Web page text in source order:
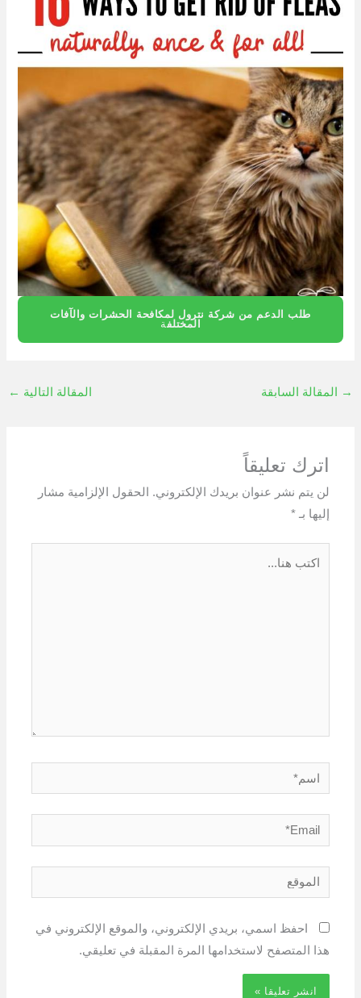
طلب الدعم من شركة نترول لمكافحة الحشرات والآفات
المختلفة
→ المقالة السابقة المقالة التالية ←
اترك تعليقاً
لن يتم نشر عنوان بريدك الإلكتروني.
الحقول الإلزامية مشار
إليها بـ*
اسم*
Email*
الموقع
احفظ اسمي، بريدي الإلكتروني، والموقع الإلكتروني في
هذا المتصفح لاستخدامها المرة المقبلة في تعليقي.